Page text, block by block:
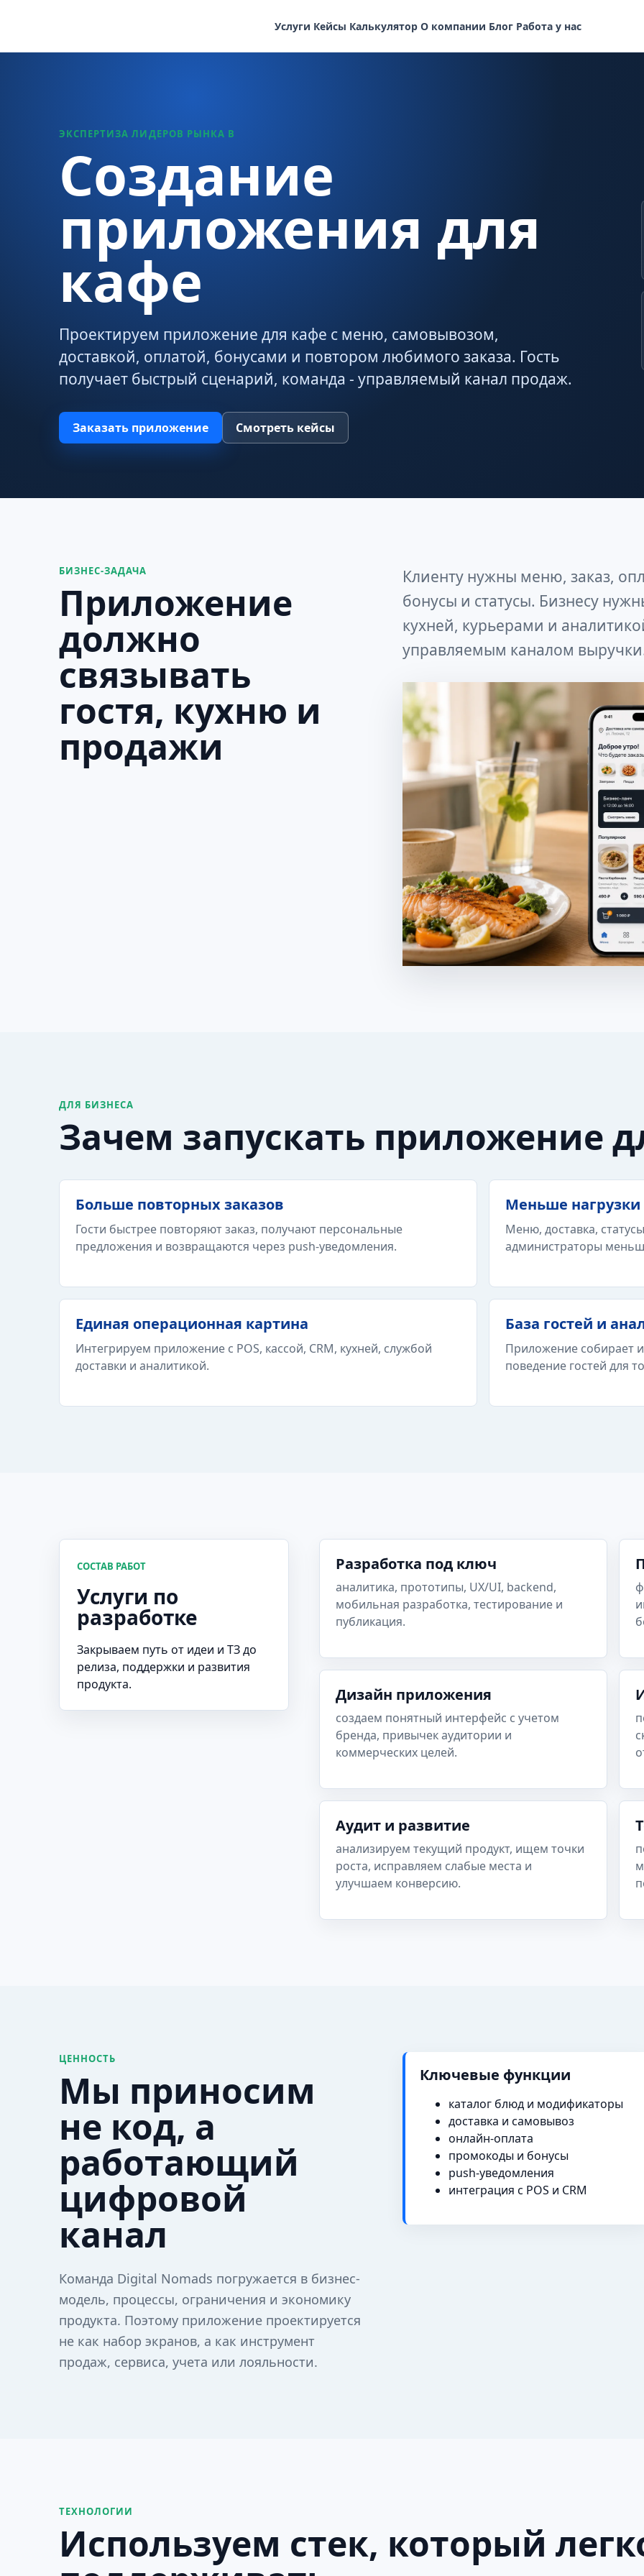
Услуги Кейсы Калькулятор О компании Блог Работа у нас
ЭКСПЕРТИЗА ЛИДЕРОВ РЫНКА В
Создание
приложения для
кафе
Проектируем приложение для кафе с меню, самовывозом,
доставкой, оплатой, бонусами и повтором любимого заказа. Гость
получает быстрый сценарий, команда - управляемый канал продаж.
Заказать приложение Смотреть кейсы
БИЗНЕС-ЗАДАЧА
Приложение
должно
связывать
гостя, кухню и
продажи
Клиенту нужны меню, заказ,
бонусы и статусы. Бизнесу
кухней, курьерами и
управляемым каналом
ДЛЯ БИЗНЕСА
Зачем запускать приложение
Больше повторных заказов
Гости быстрее повторяют заказ, получают персональные
предложения и возвращаются через push-уведомления.
Меньше нагрузки
Меню, доставка,
администраторы
Единая операционная картина
Интегрируем приложение с POS, кассой, CRM, кухней, службой
доставки и аналитикой.
База гостей и
Приложение собирает
поведение гостей для
СОСТАВ РАБОТ
Услуги по
разработке
Закрываем путь от идеи и ТЗ до
релиза, поддержки и развития
продукта.
Разработка под ключ
аналитика, прототипы, UX/UI, backend,
мобильная разработка, тестирование и
публикация.
Дизайн приложения
создаем понятный интерфейс с учетом
бренда, привычек аудитории и
коммерческих целей.
Аудит и развитие
анализируем текущий продукт, ищем точки
роста, исправляем слабые места и
улучшаем конверсию.
ЦЕННОСТЬ
Мы приносим
не код, а
работающий
цифровой
канал
Команда Digital Nomads погружается в бизнес-
модель, процессы, ограничения и экономику
продукта. Поэтому приложение проектируется
не как набор экранов, а как инструмент
продаж, сервиса, учета или лояльности.
Ключевые функции
каталог блюд и модификаторы
доставка и самовывоз
онлайн-оплата
промокоды и бонусы
push-уведомления
интеграция с POS и CRM
ТЕХНОЛОГИИ
Используем стек, который